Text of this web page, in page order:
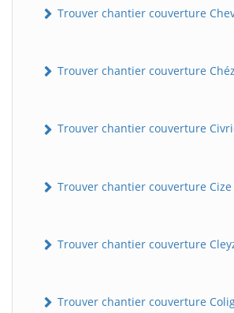
Trouver chantier couverture
Trouver chantier couverture
Trouver chantier couverture
Trouver chantier couverture Cize
Trouver chantier couverture
Trouver chantier couverture